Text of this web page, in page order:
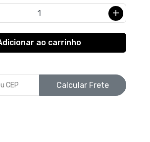
Calcular Frete